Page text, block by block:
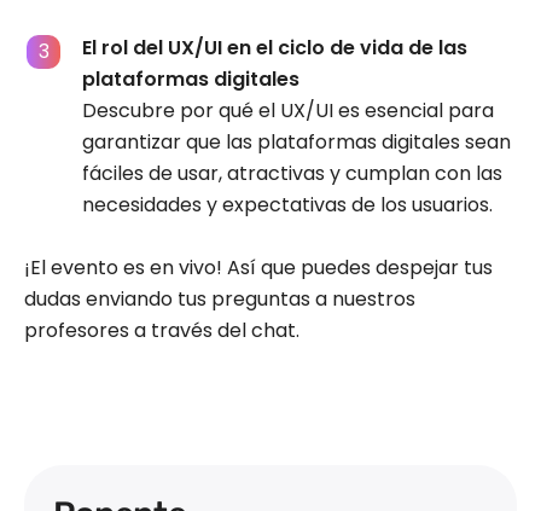
El rol del UX/UI en el ciclo de vida de las
plataformas digitales
Descubre por qué el UX/UI es esencial para
garantizar que las plataformas digitales sean
fáciles de usar, atractivas y cumplan con las
necesidades y expectativas de los usuarios.
¡El evento es en vivo! Así que puedes despejar tus
dudas enviando tus preguntas a nuestros
profesores a través del chat.